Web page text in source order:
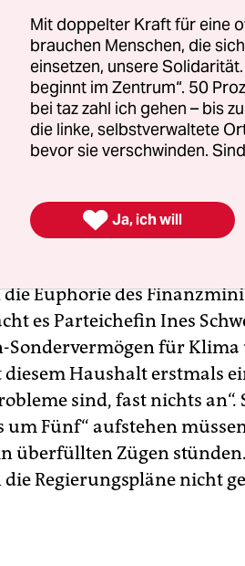
bricht am
spricht der
Bildung, Digitalisierung
diese Bundesregierung
Land.“ Allein für den
166 Milliarden
roten Koalition dem
Euphorie des
es Parteichefin Ines
Sondervermögen für Klima
Haushalt erstmals
sind, fast nichts an“.
um Fünf“ aufstehen
überfüllten Zügen
Regierungspläne nicht
Mit doppelter Kraft für eine
brauchen Menschen, die
einsetzen, unsere
beginnt im Zentrum“. 50
bei taz zahl ich gehen – bis
die linke, selbstverwaltete
bevor sie verschwinden.
 Ja, ich will